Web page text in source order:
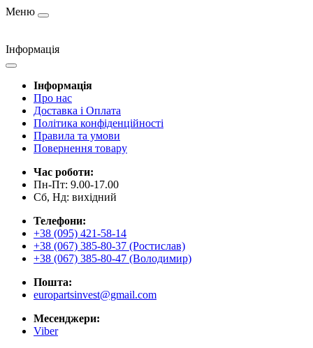
Меню
Інформація
Інформація
Про нас
Доставка і Оплата
Політика конфіденційності
Правила та умови
Повернення товару
Час роботи:
Пн-Пт: 9.00-17.00
Сб, Нд: вихідний
Телефони:
+38 (095) 421-58-14
+38 (067) 385-80-37 (Ростислав)
+38 (067) 385-80-47 (Володимир)
Пошта:
europartsinvest@gmail.com
Месенджери:
Viber